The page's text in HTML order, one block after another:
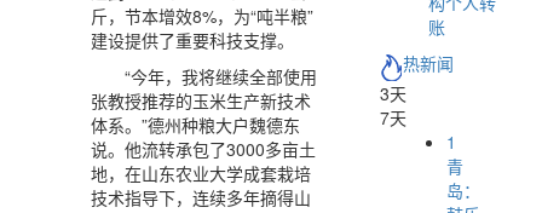
斤，节本增效8%，为“吨半粮”
建设提供了重要科技支撑。
“今年，我将继续全部使用
张教授推荐的玉米生产新技术
体系。”德州种粮大户魏德东
说。他流转承包了3000多亩土
地，在山东农业大学成套栽培
技术指导下，连续多年摘得山
账
热新闻
3天
7天
1
青
岛：